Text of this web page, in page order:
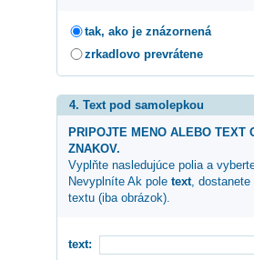
tak, ako je znázornená
zrkadlovo prevrátene
4. Text pod samolepkou
PRIPOJTE MENO ALEBO TEXT
ZNAKOV.
Vyplňte nasledujúce polia a
Nevyplníte Ak pole text, dostanete
textu (iba obrázok).
text: